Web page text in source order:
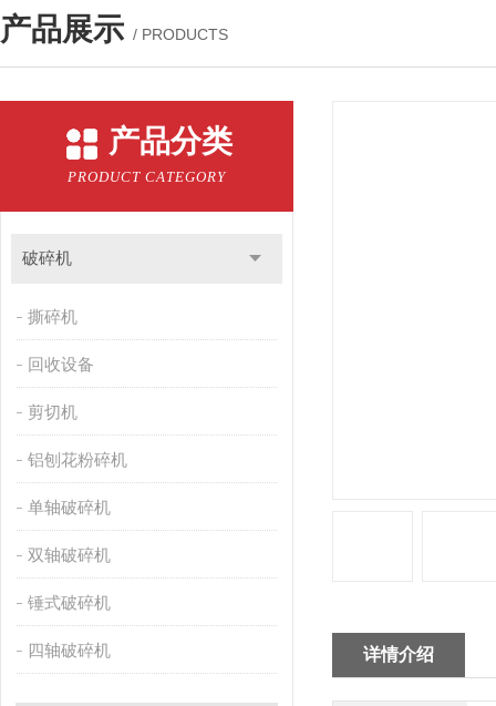
产品展示 / PRODUCTS
产品分类
PRODUCT CATEGORY
破碎机
撕碎机
回收设备
剪切机
铝刨花粉碎机
单轴破碎机
双轴破碎机
锤式破碎机
四轴破碎机 详情介绍